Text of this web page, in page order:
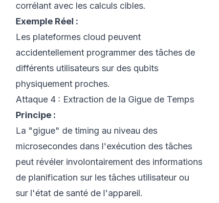
corrélant avec les calculs cibles.
Exemple Réel :
Les plateformes cloud peuvent
accidentellement programmer des tâches de
différents utilisateurs sur des qubits
physiquement proches.
Attaque 4 : Extraction de la Gigue de Temps
Principe :
La "gigue" de timing au niveau des
microsecondes dans l'exécution des tâches
peut révéler involontairement des informations
de planification sur les tâches utilisateur ou
sur l'état de santé de l'appareil.